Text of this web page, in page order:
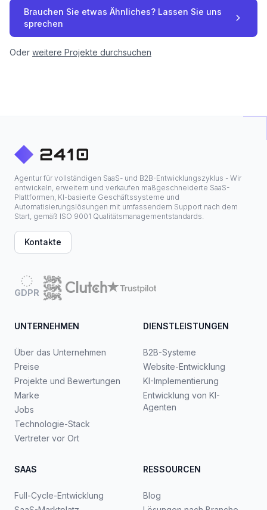
Brauchen Sie etwas Ähnliches? Lassen Sie uns
sprechen
Oder weitere Projekte durchsuchen
Agentur für vollständigen SaaS- und B2B-Entwicklungszyklus - Wir
entwickeln, erweitern und verkaufen maßgeschneiderte SaaS-
Plattformen, KI-basierte Geschäftssysteme und
Automatisierungslösungen mit umfassendem Support nach dem
Start, gemäß ISO 9001 Qualitätsmanagementstandards.
Kontakte
GDPR
UNTERNEHMEN
Über das Unternehmen
Preise
Projekte und Bewertungen
Marke
Jobs
Technologie-Stack
Vertreter vor Ort
DIENSTLEISTUNGEN
B2B-Systeme
Website-Entwicklung
KI-Implementierung
Entwicklung von KI-
Agenten
SAAS
Full-Cycle-Entwicklung
RESSOURCEN
Blog